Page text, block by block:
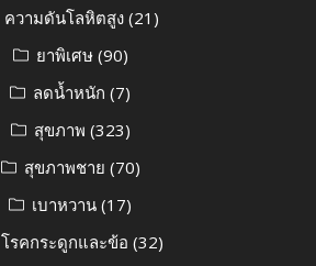
ความดันโลหิตสูง (21)
ยาพิเศษ(90)
ลดน้ำหนัก (7)
สุขภาพ (323)
สุขภาพชาย (70)
เบาหวาน (17)
โรคกระดูกและข้อ (32)